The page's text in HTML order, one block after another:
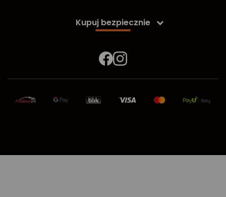
Kupuj bezpiecznie 